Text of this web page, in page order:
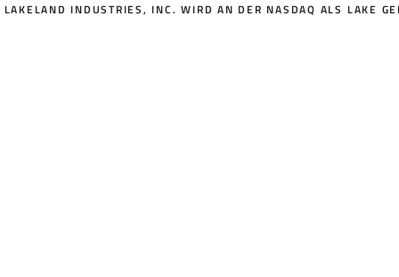
LAKELAND INDUSTRIES, INC. WIRD AN DER NASDAQ ALS LAKE